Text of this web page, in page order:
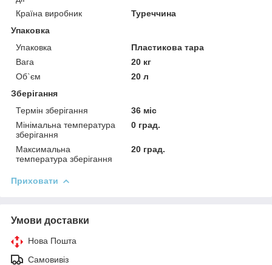
Країна виробник
Туреччина
Упаковка
Упаковка
Пластикова тара
Вага
20 кг
Об`єм
20 л
Зберігання
Термін зберігання
36 міс
Мінімальна температура
зберігання
0 град.
Максимальна
температура зберігання
20 град.
Приховати
Умови доставки
Нова Пошта
Самовивіз